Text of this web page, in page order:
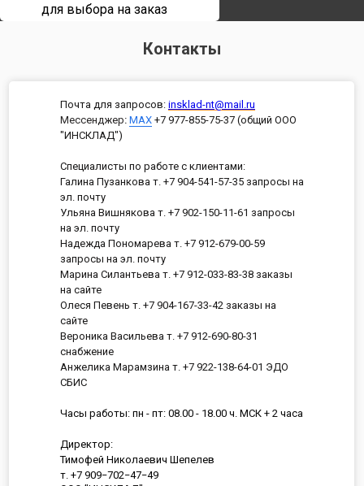
для выбора на заказ
Контакты
Почта для запросов: insklad-nt@mail.ru
Мессенджер: MAX +7 977-855-75-37 (общий ООО
"ИНСКЛАД")
Специалисты по работе с клиентами:
Галина Пузанкова т. +7 904-541-57-35 запросы на
эл. почту
Ульяна Вишнякова т. +7 902-150-11-61 запросы
на эл. почту
Надежда Пономарева т. +7 912-679-00-59
запросы на эл. почту
Марина Силантьева т. +7 912-033-83-38 заказы
на сайте
Олеся Певень т. +7 904-167-33-42 заказы на
сайте
Вероника Васильева т. +7 912-690-80-31
снабжение
Анжелика Марамзина т. +7 922-138-64-01 ЭДО
СБИС
Часы работы: пн - пт: 08.00 - 18.00 ч. МСК + 2 часа
Директор:
Тимофей Николаевич Шепелев
т. +7 909−702−47−49